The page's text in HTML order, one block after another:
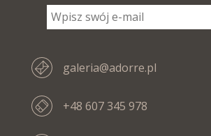
galeria@adorre.pl
+48 607 345 978